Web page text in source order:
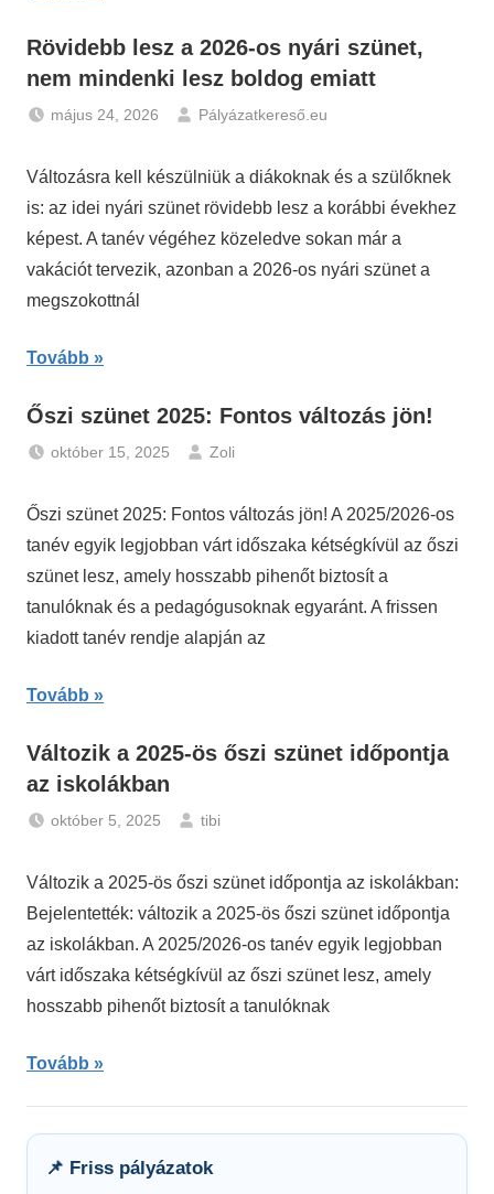
Rövidebb lesz a 2026-os nyári szünet,
nem mindenki lesz boldog emiatt
május 24, 2026
Pályázatkereső.eu
Változásra kell készülniük a diákoknak és a szülőknek
is: az idei nyári szünet rövidebb lesz a korábbi évekhez
képest. A tanév végéhez közeledve sokan már a
vakációt tervezik, azonban a 2026-os nyári szünet a
megszokottnál
Tovább
Őszi szünet 2025: Fontos változás jön!
október 15, 2025
Zoli
Őszi szünet 2025: Fontos változás jön! A 2025/2026-os
tanév egyik legjobban várt időszaka kétségkívül az őszi
szünet lesz, amely hosszabb pihenőt biztosít a
tanulóknak és a pedagógusoknak egyaránt. A frissen
kiadott tanév rendje alapján az
Tovább
Változik a 2025-ös őszi szünet időpontja
az iskolákban
október 5, 2025
tibi
hírek
Hírek
Változik a 2025-ös őszi szünet időpontja az iskolákban:
Bejelentették: változik a 2025-ös őszi szünet időpontja
az iskolákban. A 2025/2026-os tanév egyik legjobban
várt időszaka kétségkívül az őszi szünet lesz, amely
hosszabb pihenőt biztosít a tanulóknak
Tovább
📌 Friss pályázatok